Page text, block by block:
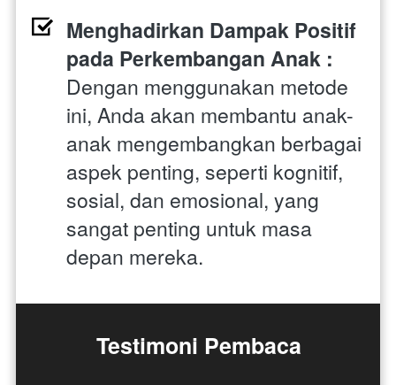
Menghadirkan Dampak Positif
Dengan menggunakan metode
ini, Anda akan membantu anak-
anak mengembangkan berbagai
aspek penting, seperti kognitif,
sosial, dan emosional, yang
sangat penting untuk masa
depan mereka.
Testimoni Pembaca